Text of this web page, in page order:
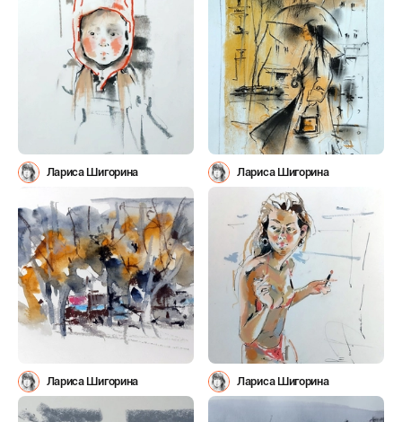
Лариса Шигорина Лариса Шигорина
Лариса Шигорина Лариса Шигорина